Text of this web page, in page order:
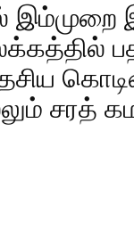
இம்முறை
சரத்